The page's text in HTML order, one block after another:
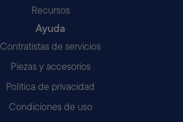
Recursos
Ayuda
Contratistas de servicios
Piezas y accesorios
Política de privacidad
Condiciones de uso